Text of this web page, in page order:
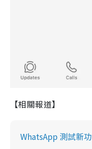
【相關報道】
WhatsApp 測試新